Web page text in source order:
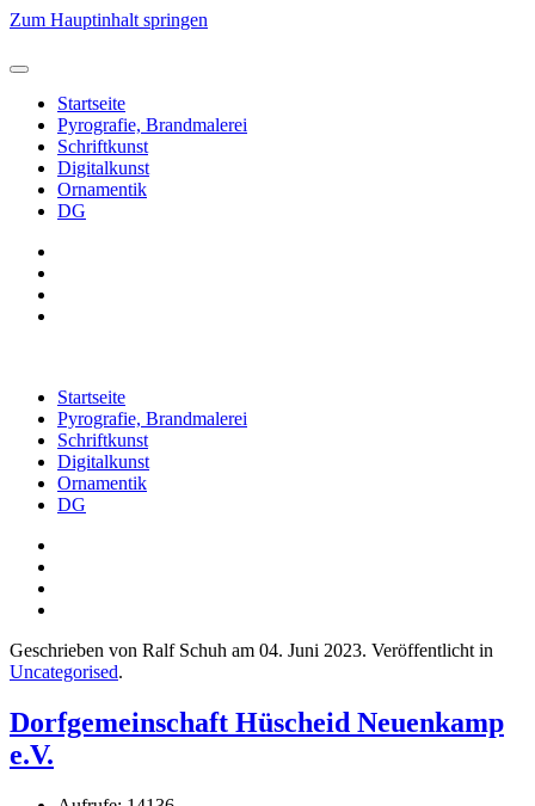
Zum Hauptinhalt springen
Startseite
Pyrografie, Brandmalerei
Schriftkunst
Digitalkunst
Ornamentik
DG
Startseite
Pyrografie, Brandmalerei
Schriftkunst
Digitalkunst
Ornamentik
DG
Geschrieben von Ralf Schuh am 04. Juni 2023. Veröffentlicht in
Uncategorised.
Dorfgemeinschaft Hüscheid Neuenkamp
e.V.